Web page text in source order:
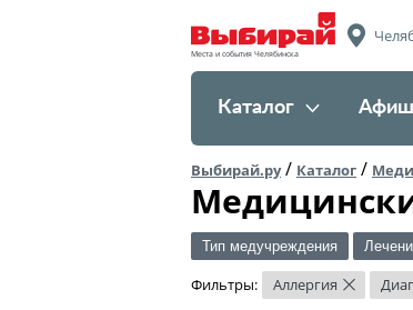
Места и события Челябинска
Каталог
Выбирай.ру/ Каталог /
Тип медучреждения
Фильтры: Аллергия ×